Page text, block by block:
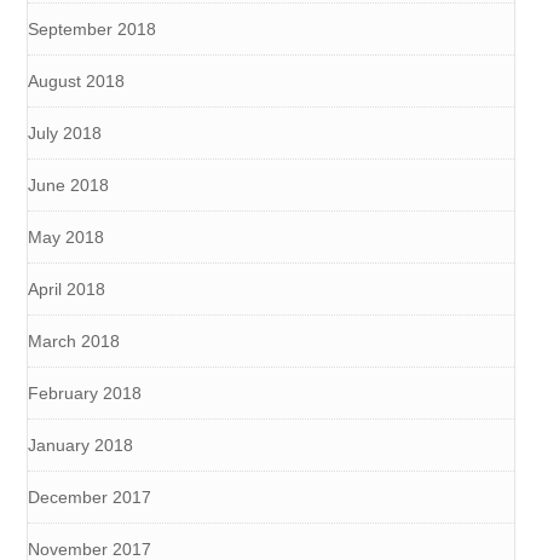
September 2018
August 2018
July 2018
June 2018
May 2018
April 2018
March 2018
February 2018
January 2018
December 2017
November 2017